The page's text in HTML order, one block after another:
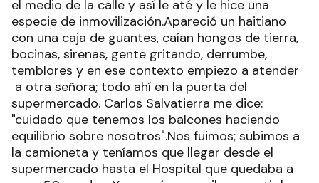
el medio de la calle y así le até y le hice una
especie de inmovilización.Apareció un haitiano
con una caja de guantes, caían hongos de tierra,
bocinas, sirenas, gente gritando, derrumbe,
temblores y en ese contexto empiezo a atender
a otra señora; todo ahí en la puerta del
supermercado. Carlos Salvatierra me dice:
"cuidado que tenemos los balcones haciendo
equilibrio sobre nosotros".Nos fuimos; subimos a
la camioneta y teníamos que llegar desde el
supermercado hasta el Hospital que quedaba a